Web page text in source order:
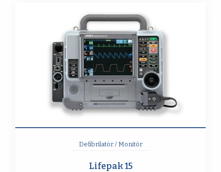
Defibrilatör / Monitör
Lifepak 15